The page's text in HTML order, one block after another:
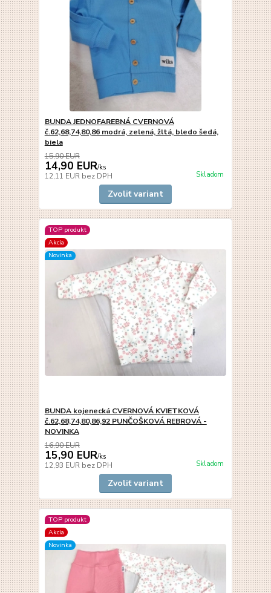
BUNDA JEDNOFAREBNÁ CVERNOVÁ
č.62,68,74,80,86 modrá, zelená, žltá, bledo šedá,
biela
15,90 EUR
14,90 EUR/ks
12,11 EUR bez DPH Skladom
Zvoliť variant
TOP produkt
Akcia
Novinka
BUNDA kojenecká CVERNOVÁ KVIETKOVÁ
č.62,68,74,80,86,92 PUNČOŠKOVÁ REBROVÁ -
NOVINKA
16,90 EUR
15,90 EUR/ks
12,93 EUR bez DPH Skladom
Zvoliť variant
TOP produkt
Akcia
Novinka